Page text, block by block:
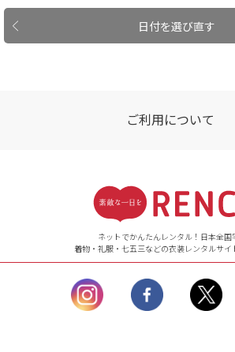
日付を選び直す
ご利用について
【ご注文（インターネット）】
24時間年中無休
【お問い合わせ窓口（メー
ル）】10:00~17:00
土曜日、日曜日、臨
時休業日を除く。
営業時間外にいただ
ネットでかんたんレンタル！日本全国
着物・礼服・七五三などの衣装レンタルサイ